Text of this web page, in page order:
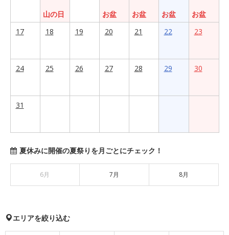
山の日
お盆
お盆
お盆
お盆
17
18 19 20 21 22 23
24 25 26 27 28 29 30
31
夏休みに開催の夏祭りを月ごとにチェック！
6月 7月 8月
エリアを絞り込む